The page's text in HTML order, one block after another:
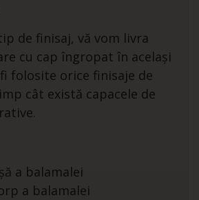
de finisaj, vă vom livra
cu cap îngropat în același
folosite orice finisaje de
cât există capacele de
a balamalei
a balamalei